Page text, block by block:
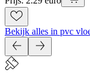
Bekijk alles in pvc